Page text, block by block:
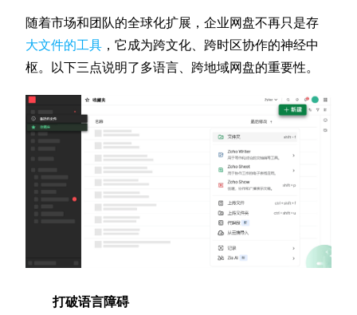
随着市场和团队的全球化扩展，企业网盘不再只是存
大文件的工具 ，它成为跨文化、跨时区协作的神经中
枢。以下三点说明了多语言、跨地域网盘的重要性。
打破语言障碍